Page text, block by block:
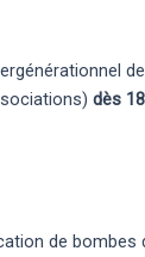
dès
de bombes